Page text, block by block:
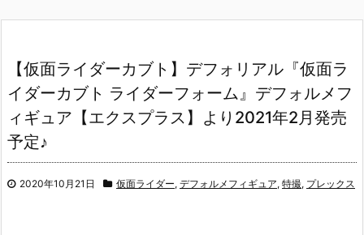
【仮面ライダーカブト】デフォリアル『仮面ラ
イダーカブト ライダーフォーム』デフォルメフ
ィギュア【エクスプラス】より2021年2月発売
予定♪
2020年10月21日 仮面ライダー, デフォルメフィギュア, 特撮, プレックス